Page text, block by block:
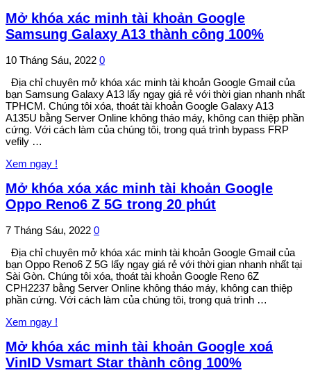
Mở khóa xác minh tài khoản Google
Samsung Galaxy A13 thành công 100%
10 Tháng Sáu, 2022 0
Địa chỉ chuyên mở khóa xác minh tài khoản Google Gmail của
bạn Samsung Galaxy A13 lấy ngay giá rẻ với thời gian nhanh nhất
TPHCM. Chúng tôi xóa, thoát tài khoản Google Galaxy A13
A135U bằng Server Online không tháo máy, không can thiệp phần
cứng. Với cách làm của chúng tôi, trong quá trình bypass FRP
vefily …
Xem ngay !
Mở khóa xóa xác minh tài khoản Google
Oppo Reno6 Z 5G trong 20 phút
7 Tháng Sáu, 2022 0
Địa chỉ chuyên mở khóa xác minh tài khoản Google Gmail của
bạn Oppo Reno6 Z 5G lấy ngay giá rẻ với thời gian nhanh nhất tại
Sài Gòn. Chúng tôi xóa, thoát tài khoản Google Reno 6Z
CPH2237 bằng Server Online không tháo máy, không can thiệp
phần cứng. Với cách làm của chúng tôi, trong quá trình …
Xem ngay !
Mở khóa xác minh tài khoản Google xoá
VinID Vsmart Star thành công 100%